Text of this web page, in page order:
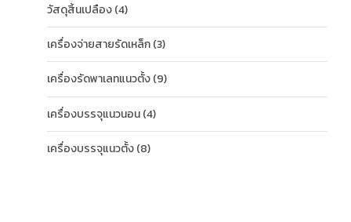
วัสดุสิ้นเปลือง(4)
เครื่องจ่ายสายรัดเหล็ก(3)
เครื่องรัดพาเลทแนวตั้ง(9)
เครื่องบรรจุแนวนอน(4)
เครื่องบรรจุแนวตั้ง(8)